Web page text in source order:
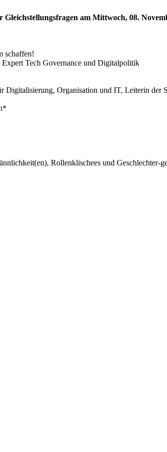
am Mittwoch, 08.
schaffen!
Tech Governance und Digitalpolitik
Organisation und IT, Leiterin der
Rollenklischees und